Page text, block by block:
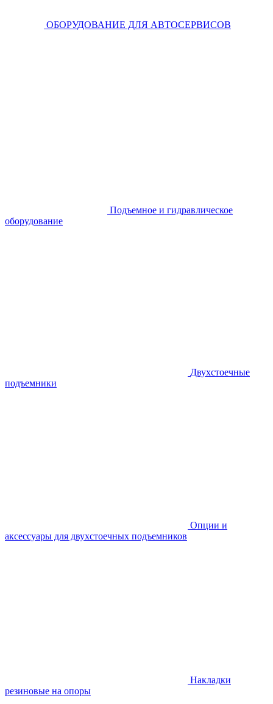
ОБОРУДОВАНИЕ ДЛЯ АВТОСЕРВИСОВ
Подъемное и гидравлическое
оборудование
Двухстоечные
подъемники
Опции и
аксессуары для двухстоечных подъемников
Накладки
резиновые на опоры